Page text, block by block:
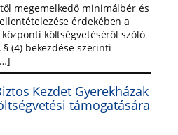
megemelkedő minimálbér és
érdekében a
költségvetéséről szóló
§ (4) bekezdése szerinti
Kezdet Gyerekházak
támogatására